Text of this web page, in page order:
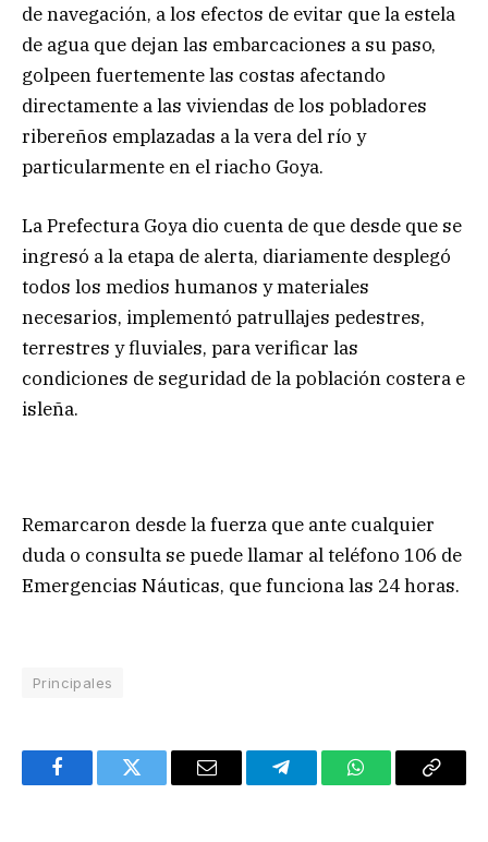
de navegación, a los efectos de evitar que la estela
de agua que dejan las embarcaciones a su paso,
golpeen fuertemente las costas afectando
directamente a las viviendas de los pobladores
ribereños emplazadas a la vera del río y
particularmente en el riacho Goya.
La Prefectura Goya dio cuenta de que desde que se
ingresó a la etapa de alerta, diariamente desplegó
todos los medios humanos y materiales
necesarios, implementó patrullajes pedestres,
terrestres y fluviales, para verificar las
condiciones de seguridad de la población costera e
isleña.
Remarcaron desde la fuerza que ante cualquier
duda o consulta se puede llamar al teléfono 106 de
Emergencias Náuticas, que funciona las 24 horas.
Principales
FacebookTwitter Email TelegramWhatsAppCopy